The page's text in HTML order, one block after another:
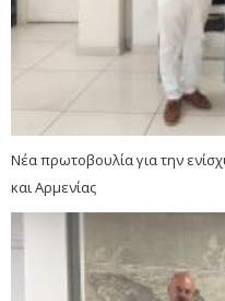
Νέα πρωτοβουλία για την
και Αρμενίας